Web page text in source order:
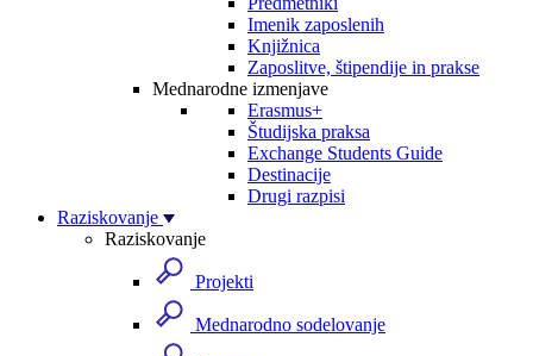
Imenik zaposlenih
Knjižnica
Zaposlitve, štipendije in prakse
Mednarodne izmenjave
Erasmus+
Študijska praksa
Exchange Students Guide
Destinacije
Drugi razpisi
Raziskovanje
Raziskovanje
Projekti
Mednarodno sodelovanje